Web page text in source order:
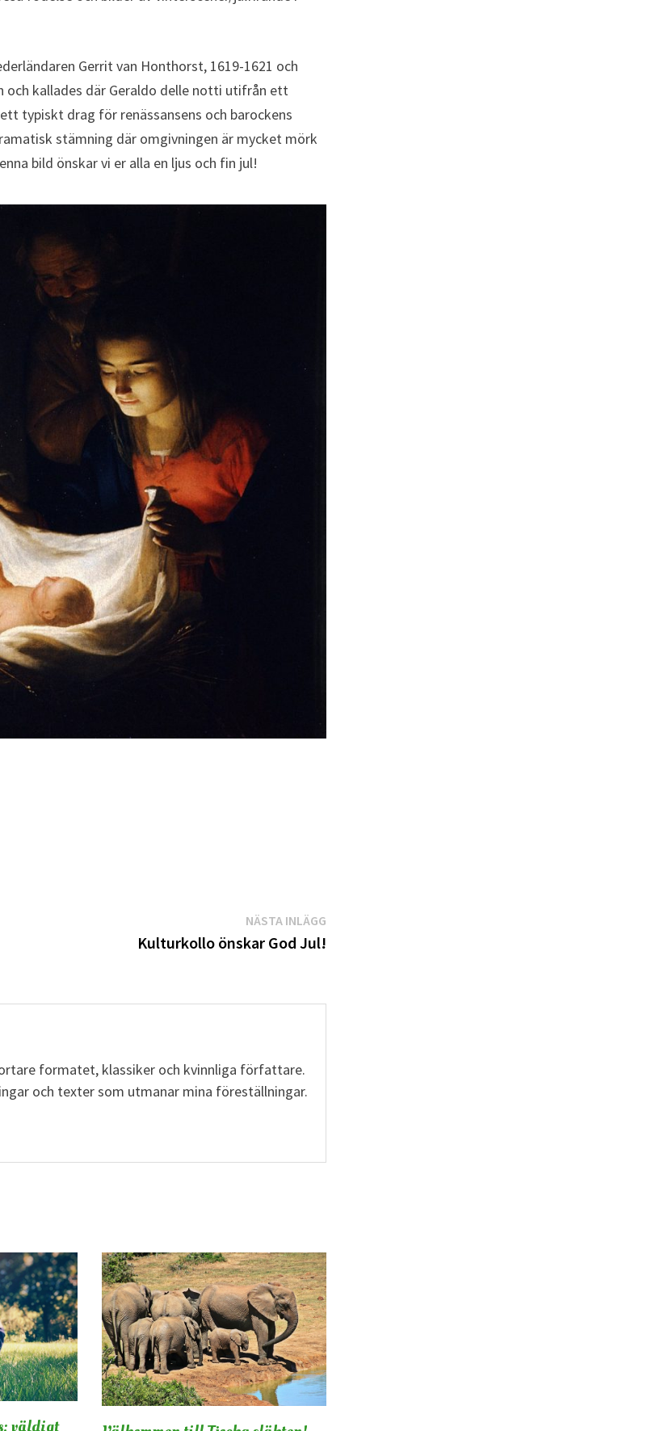
Gerrit van Honthorst, 1619-1621 och
och kallades där Geraldo delle notti utifrån ett
typiskt drag för renässansens och barockens
stämning där omgivningen är mycket mörk
bild önskar vi er alla en ljus och fin jul!
NÄSTA INLÄGGNästa
inlägg:
Kulturkollo önskar God Jul!
formatet, klassiker och kvinnliga författare.
och texter som utmanar mina föreställningar.